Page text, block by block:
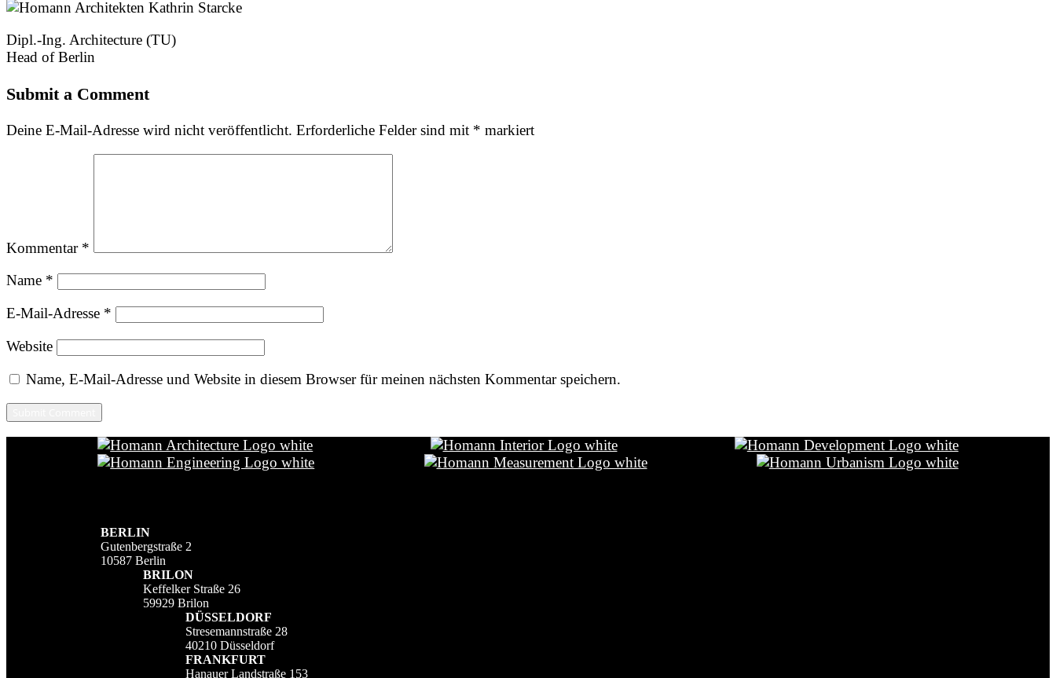
Dipl.-Ing. Architecture (TU)
Head of Berlin
Submit a Comment
Deine E-Mail-Adresse wird nicht veröffentlicht. Erforderliche Felder sind mit * markiert
Kommentar *
Name *
E-Mail-Adresse *
Website
Name, E-Mail-Adresse und Website in diesem Browser für meinen nächsten Kommentar speichern.
BERLIN
Gutenbergstraße 2
10587 Berlin
BRILON
Keffelker Straße 26
59929 Brilon
DÜSSELDORF
Stresemannstraße 28
40210 Düsseldorf
FRANKFURT
Hanauer Landstraße 153